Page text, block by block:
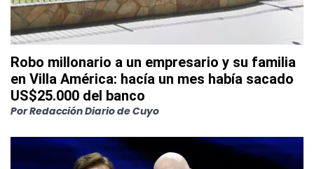
Robo millonario a un empresario y su familia
en Villa América: hacía un mes había sacado
US$25.000 del banco
PorRedacción Diario de Cuyo